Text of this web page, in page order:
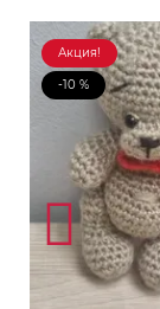
Акция!
-10 %